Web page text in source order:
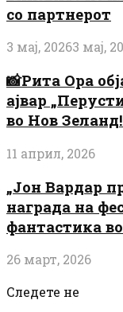
со партнерот
3 мај, 20263 мај,
📸Рита Ора
ајвар
во Нов Зеланд!
11 април, 2026
„Јон Вардар
награда на
фантастика
26 март, 2026
Следете не